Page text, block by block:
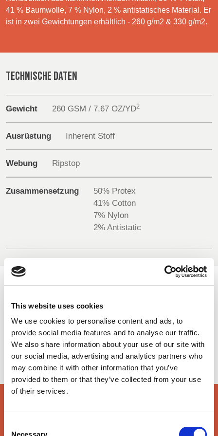
This website uses cookies
We use cookies to personalise content and ads, to
provide social media features and to analyse our traffic.
We also share information about your use of our site with
our social media, advertising and analytics partners who
may combine it with other information that you’ve
provided to them or that they’ve collected from your use
of their services.
Necessary
Sustainability
Veranstaltungen
Erweiterte Suche
Einloggen
NAUMD 2026 (1)
FUTURE FORCES
SLOVAKIA
LATVIA
MOROCCO,
GERMANY,
HOLLAND
TRUTHAHN
ROMANIA &
SLOVENIA
DENMARK,
ICELAND,
IRELAND &
REPUBLIC OF
41 % Baumwolle, 7 % Nylon, 2 % antistatisches Material. Er
ist in zwei Gewichtungen erhältlich - 260 g/m2 & 330 g/m2.
TECHNISCHE DATEN
Gewicht 260 GSM / 7,67 OZ/YD2
Ausrüstung Inherent Stoff
Webung Ripstop
Zusammensetzung
50% Protex
41% Cotton
7% Nylon
2% Antistatic
VERFÜGBARE FARBEN
über neue Ergänzungen der Farbpalette , die über den
speziellen Farbstoff-Service einschließlich derjenigen, die
auf Aufträge Mindest meterage unterliegen können